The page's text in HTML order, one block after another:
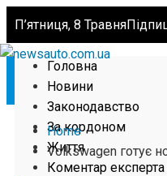
П’ятниця, 8 Травня
Головна
Новини
Законодавство
За кордоном
Життя
Коментар експерта
Home
Volkswagen готує